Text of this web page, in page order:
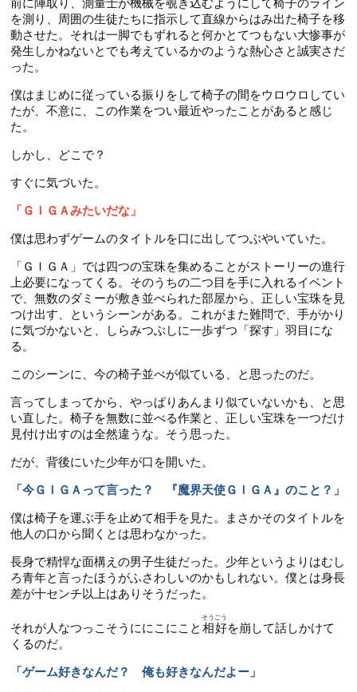
前に陣取り、測量士が機械を覗き込むようにして椅子のライン
を測り、周囲の生徒たちに指示して直線からはみ出た椅子を移
動させた。それは一脚でもずれると何かとてつもない大惨事が
発生しかねないとでも考えているかのような熱心さと誠実さだ
った。
僕はまじめに従っている振りをして椅子の間をウロウロしてい
たが、不意に、この作業をつい最近やったことがあると感じ
た。
しかし、どこで？
すぐに気づいた。
「ＧＩＧＡみたいだな」
僕は思わずゲームのタイトルを口に出してつぶやいていた。
「ＧＩＧＡ」では四つの宝珠を集めることがストーリーの進行
上必要になってくる。そのうちの二つ目を手に入れるイベント
で、無数のダミーが敷き並べられた部屋から、正しい宝珠を見
つけ出す、というシーンがある。これがまた難問で、手がかり
に気づかないと、しらみつぶしに一歩ずつ「探す」羽目にな
る。
このシーンに、今の椅子並べが似ている、と思ったのだ。
言ってしまってから、やっぱりあんまり似ていないかも、と思
い直した。椅子を無数に並べる作業と、正しい宝珠を一つだけ
見付け出すのは全然違うな。そう思った。
だが、背後にいた少年が口を開いた。
「今ＧＩＧＡって言った？ 『魔界天使ＧＩＧＡ』のこと？」
僕は椅子を運ぶ手を止めて相手を見た。まさかそのタイトルを
他人の口から聞くとは思わなかった。
長身で精悍な面構えの男子生徒だった。少年というよりはむし
ろ青年と言ったほうがふさわしいのかもしれない。僕とは身長
差が十センチ以上はありそうだった。
それが人なつっこそうににこにこと 相好
そうごう
を崩して話しかけて
くるのだ。
「ゲーム好きなんだ？ 俺も好きなんだよー」